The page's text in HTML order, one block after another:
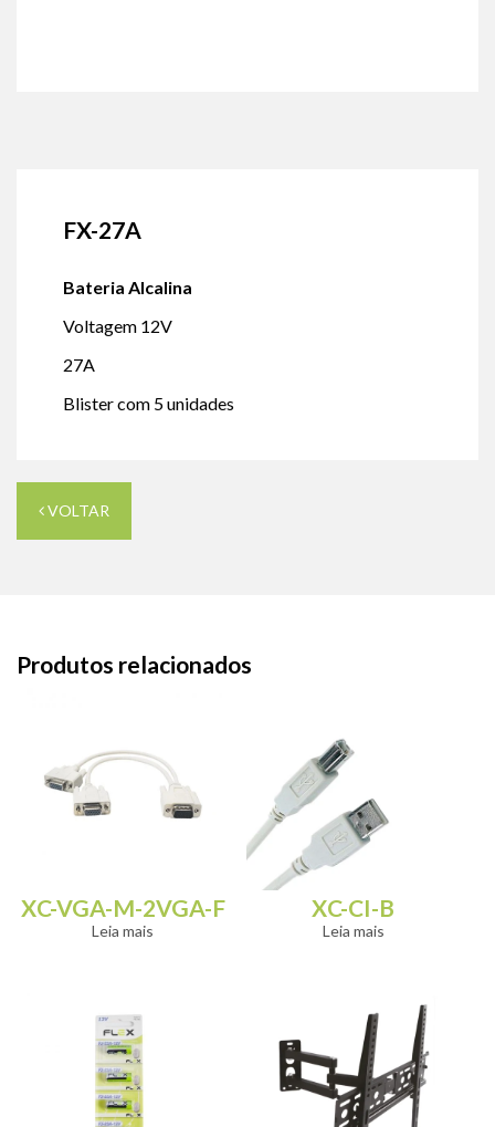
FX-27A
Bateria Alcalina
Voltagem 12V
27A
Blister com 5 unidades
VOLTAR
Produtos relacionados
XC-VGA-M-2VGA-F
Leia mais
XC-CI-B
Leia mais